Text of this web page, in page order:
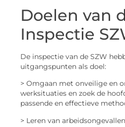
Doelen van
Inspectie
De inspectie van de SZW
uitgangspunten als doel:
> Omgaan met onveilige en
werksituaties en zoek de
passende en effectieve
> Leren van